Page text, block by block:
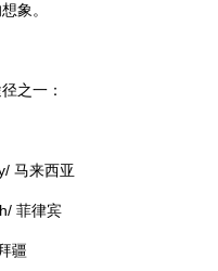
象。
之一：
马来西亚
菲律宾
疆